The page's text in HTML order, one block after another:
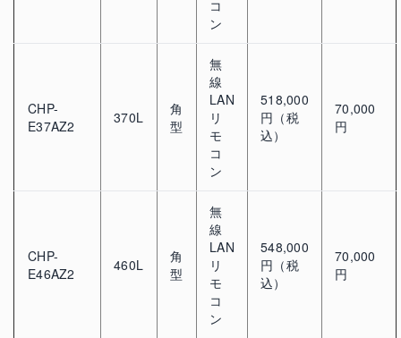
コ
ン
CHP-
E37AZ2
370L
角
型
無
線
LAN
リ
モ
コ
ン
518,000
円（税
込）
70,000
円
CHP-
E46AZ2
460L
角
型
無
線
LAN
リ
モ
コ
ン
548,000
円（税
込）
70,000
円